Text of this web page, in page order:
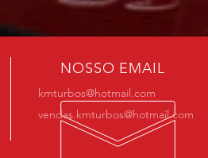
NOSSO EMAIL
kmturbos@hotmail.com
vendas.kmturbos@hotmail.com